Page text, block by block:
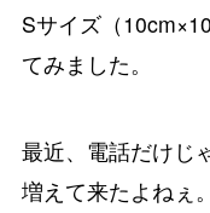
Sサイズ（
てみました。
最近、電話だけじ
増えて来たよねぇ